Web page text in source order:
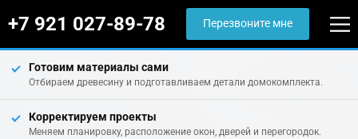
+7 921 027-89-78 Перезвоните мне
Готовим материалы сами
Отбираем древесину и подготавливаем детали домокомплекта.
Корректируем проекты
Меняем планировку, расположение окон, дверей и перегородок.